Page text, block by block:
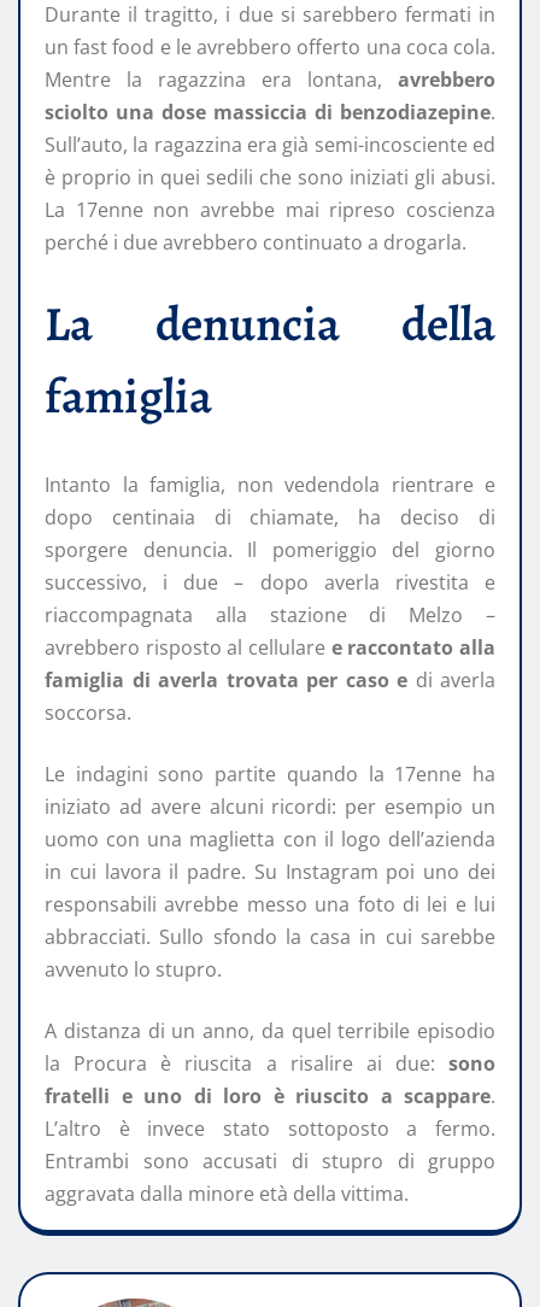
Durante il tragitto, i due si sarebbero fermati in
un fast food e le avrebbero offerto una coca cola.
Mentre la ragazzina era lontana, avrebbero
sciolto una dose massiccia di benzodiazepine.
Sull’auto, la ragazzina era già semi-incosciente ed
è proprio in quei sedili che sono iniziati gli abusi.
La 17enne non avrebbe mai ripreso coscienza
perché i due avrebbero continuato a drogarla.
La denuncia della
famiglia
Intanto la famiglia, non vedendola rientrare e
dopo centinaia di chiamate, ha deciso di
sporgere denuncia. Il pomeriggio del giorno
successivo, i due – dopo averla rivestita e
riaccompagnata alla stazione di Melzo –
avrebbero risposto al cellulare e raccontato alla
famiglia di averla trovata per caso e di averla
soccorsa.
Le indagini sono partite quando la 17enne ha
iniziato ad avere alcuni ricordi: per esempio un
uomo con una maglietta con il logo dell’azienda
in cui lavora il padre. Su Instagram poi uno dei
responsabili avrebbe messo una foto di lei e lui
abbracciati. Sullo sfondo la casa in cui sarebbe
avvenuto lo stupro.
A distanza di un anno, da quel terribile episodio
la Procura è riuscita a risalire ai due: sono
fratelli e uno di loro è riuscito a scappare.
L’altro è invece stato sottoposto a fermo.
Entrambi sono accusati di stupro di gruppo
aggravata dalla minore età della vittima.